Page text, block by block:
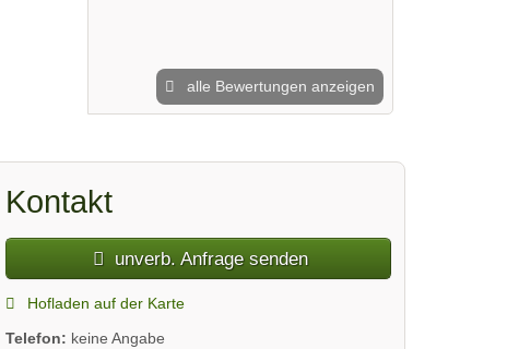
alle Bewertungen anzeigen
Kontakt
unverb. Anfrage senden
Hofladen auf der Karte
Telefon: keine Angabe